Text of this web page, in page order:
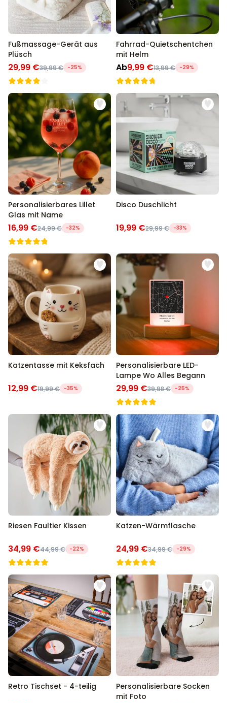
Fußmassage-Gerät aus
Plüsch
29,99 €39,99 € -25%
Fahrrad-Quietschentchen
mit Helm
Ab9,99 €13,99 € -29%
Personalisierbares Lillet
Glas mit Name
16,99 €24,99 € -32%
Disco Duschlicht
19,99 €29,99 € -33%
Katzentasse mit Keksfach
12,99 €19,99 € -35%
Personalisierbare LED-
Lampe Wo Alles Begann
29,99 €39,98 € -25%
Riesen Faultier Kissen
34,99 €44,99 € -22%
Katzen-Wärmflasche
24,99 €34,99 € -29%
Retro Tischset - 4-teilig
Personalisierbare Socken
mit Foto